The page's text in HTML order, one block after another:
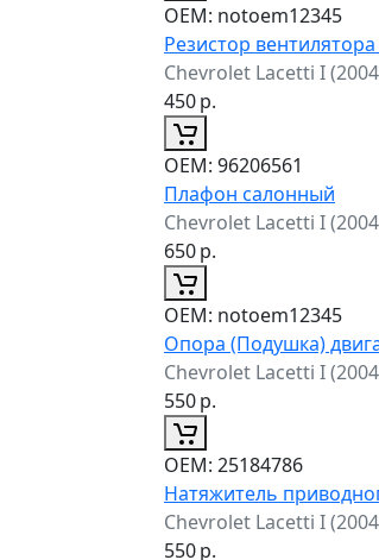
ОЕМ: notoem12345
Резистор
Chevrolet Lacetti I
450р.
ОЕМ: 96206561
Плафон салонный
Chevrolet Lacetti I
650р.
ОЕМ: notoem12345
Опора (Подушка)
Chevrolet Lacetti I
550р.
ОЕМ: 25184786
Натяжитель
Chevrolet Lacetti I
550р.